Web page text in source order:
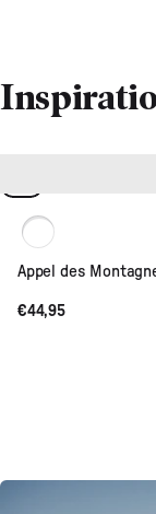
Blanc
Appel des
€44,95